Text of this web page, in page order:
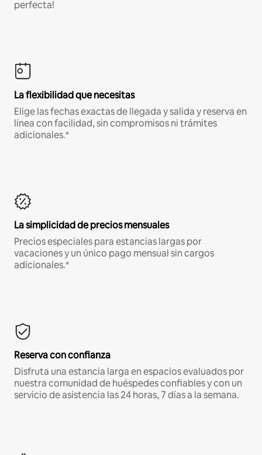
perfecta!
La flexibilidad que necesitas
Elige las fechas exactas de llegada y salida y reserva en
línea con facilidad, sin compromisos ni trámites
adicionales.*
La simplicidad de precios mensuales
Precios especiales para estancias largas por
vacaciones y un único pago mensual sin cargos
adicionales.*
Reserva con confianza
Disfruta una estancia larga en espacios evaluados por
nuestra comunidad de huéspedes confiables y con un
servicio de asistencia las 24 horas, 7 días a la semana.